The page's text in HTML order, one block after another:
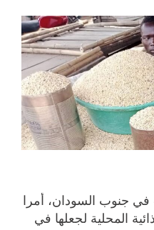
جنوب السودان، أمرا
المحلية لجعلها في